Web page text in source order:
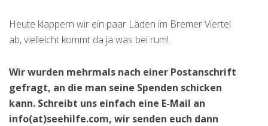
Heute klappern wir ein paar Läden im Bremer Viertel
ab, vielleicht kommt da ja was bei rum!
Wir wurden mehrmals nach einer Postanschrift
gefragt, an die man seine Spenden schicken
kann. Schreibt uns einfach eine E-Mail an
info(at)seehilfe.com, wir senden euch dann